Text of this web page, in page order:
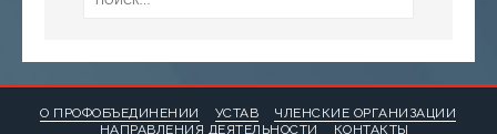
О ПРОФОБЪЕДИНЕНИИ УСТАВ
ЧЛЕНСКИЕ ОРГАНИЗАЦИИ
НАПРАВЛЕНИЯ ДЕЯТЕЛЬНОСТИ
КОНТАКТЫ